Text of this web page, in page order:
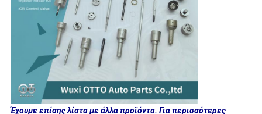
Έχουμε επίσης λίστα με άλλα προϊόντα. Για περισσότερες